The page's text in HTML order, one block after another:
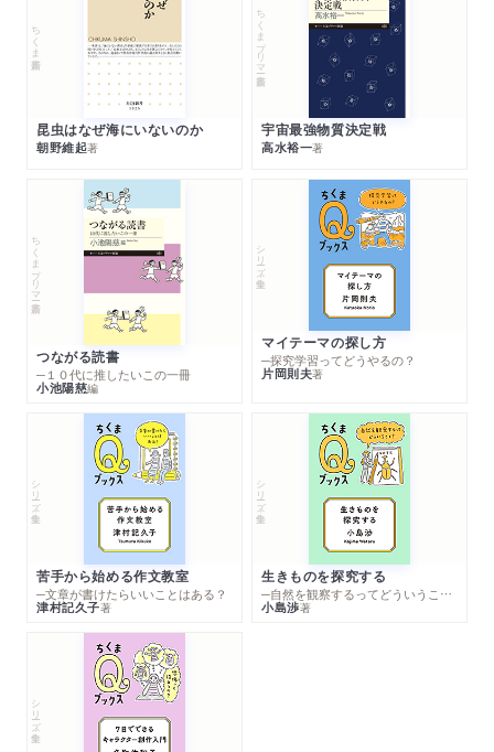
ちくま新書
昆虫はなぜ海にいないのか
朝野維起著
ちくまプリマー新書
宇宙最強物質決定戦
高水裕一著
ちくまプリマー新書
つながる読書
─１０代に推したいこの一冊
小池陽慈編
シリーズ・全集
マイテーマの探し方
─探究学習ってどうやるの？
片岡則夫著
シリーズ・全集
苦手から始める作文教室
─文章が書けたらいいことはある？
津村記久子著
シリーズ・全集
生きものを探究する
─自然を観察するってどういうこと？
小島渉著
シリーズ・全集